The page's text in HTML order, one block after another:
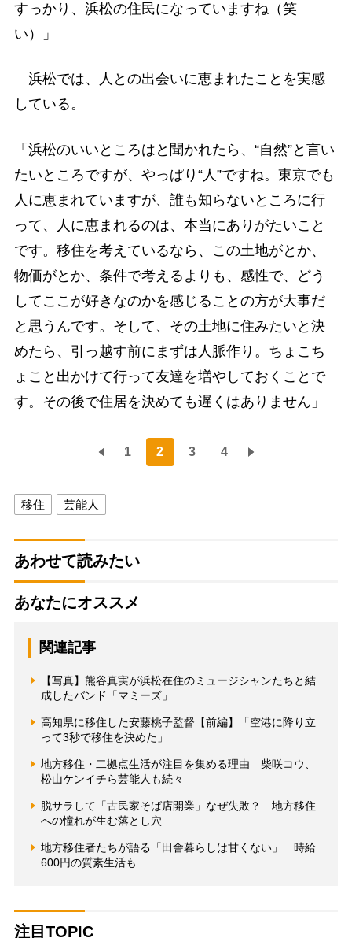
すっかり、浜松の住民になっていますね（笑
い）」
浜松では、人との出会いに恵まれたことを実感
している。
「浜松のいいところはと聞かれたら、“自然”と言い
たいところですが、やっぱり“人”ですね。東京でも
人に恵まれていますが、誰も知らないところに行
って、人に恵まれるのは、本当にありがたいこと
です。移住を考えているなら、この土地がとか、
物価がとか、条件で考えるよりも、感性で、どう
してここが好きなのかを感じることの方が大事だ
と思うんです。そして、その土地に住みたいと決
めたら、引っ越す前にまずは人脈作り。ちょこち
ょこと出かけて行って友達を増やしておくことで
す。その後で住居を決めても遅くはありません」
1 2 3 4
移住 芸能人
あわせて読みたい
あなたにオススメ
関連記事
【写真】熊谷真実が浜松在住のミュージシャンたちと結
成したバンド「マミーズ」
高知県に移住した安藤桃子監督【前編】「空港に降り立
って3秒で移住を決めた」
地方移住・二拠点生活が注目を集める理由 柴咲コウ、
松山ケンイチら芸能人も続々
脱サラして「古民家そば店開業」なぜ失敗？ 地方移住
への憧れが生む落とし穴
地方移住者たちが語る「田舎暮らしは甘くない」 時給
600円の質素生活も
注目TOPIC